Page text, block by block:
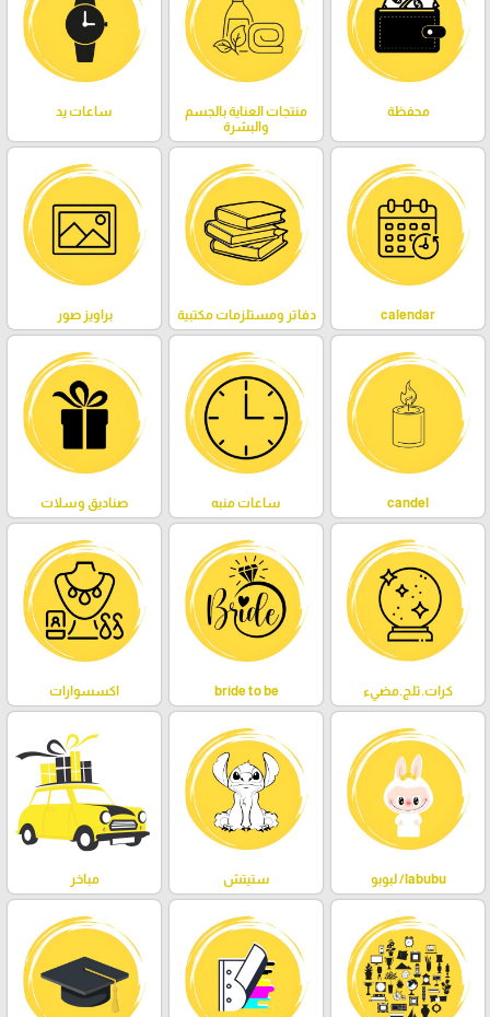
محفظة
منتجات العناية بالجسم
والبشرة
ساعات يد
calendar دفاتر ومستلزمات مكتبية براويز صور
candel ساعات منبه صناديق وسلات
كرات.ثلج.مضيء bride to be اكسسوارات
labubu/ لبوبو ستيتش مباخر